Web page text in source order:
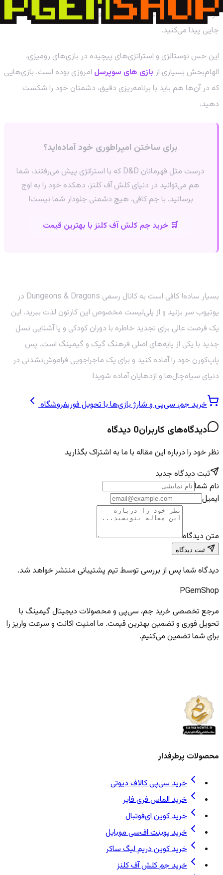
درست خواندید. این سطح از داستان‌پردازی جسورانه را امروز در کمتر
جایی پیدا می‌کنید.
این حس نوستالژی و استراتژی‌های پیچیده در بازی‌های رومیزی،
الهام‌بخش بسیاری از بازی های سوپرسل امروزی بوده است. بازی‌هایی
که در آن‌ها هم باید با برنامه‌ریزی دقیق، دشمنان خود را شکست
دهید.
برای ساختن امپراطوری خود آماده‌اید؟
درست مثل قهرمانان D&D که با استراتژی پیش می‌رفتند، شما
هم می‌توانید در دنیای کلش آف کلنز، دهکده خود را به اوج
برسانید. با جم کافی، هیچ دشمنی جلودار شما نیست!
🛒 خرید جم کلش آف کلنز با بهترین قیمت
بسیار ساده! کافی است به کانال رسمی Dungeons & Dragons در
یوتیوب سر بزنید و از پلی‌لیست مخصوص این کارتون لذت ببرید. این
یک فرصت عالی برای تجدید خاطره با دوران کودکی و یا آشنایی نسل
جدید با یکی از پایه‌های اصلی فرهنگ گیک و گیمینگ است. پس
پاپ‌کورن خود را آماده کنید و برای یک ماجراجویی فراموش‌نشدنی در
دنیای سیاه‌چال‌ها و اژدهایان آماده شوید!
خرید جم، سی‌پی و شارژ بازی‌ها با تحویل فوریفروشگاه
دیدگاه‌های کاربران0 دیدگاه
نظر خود را درباره این مقاله با ما به اشتراک بگذارید
ثبت دیدگاه جدید
نام شما
ایمیل
متن دیدگاه
ثبت دیدگاه
دیدگاه شما پس از بررسی توسط تیم پشتیبانی منتشر خواهد شد.
PGemShop
مرجع تخصصی خرید جم، سی‌پی و محصولات دیجیتال گیمینگ با
تحویل فوری و تضمین بهترین قیمت. ما امنیت اکانت و سرعت واریز را
برای شما تضمین می‌کنیم.
محصولات پرطرفدار
خرید سی‌پی کالاف دیوتی
خرید الماس فری فایر
خرید کوین ای‌فوتبال
خرید پوینت اف‌سی موبایل
خرید کوین دریم لیگ ساکر
خرید جم کلش آف کلنز